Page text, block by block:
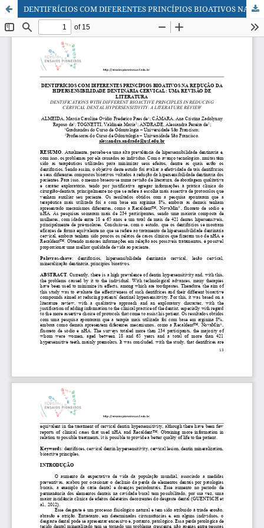
DENTIFRÍCIOS COM DIFERENTES PRINCÍPIOS BIOATIVOS NA REDUÇÃO DA HIPERSENSIBILIDADE DENTINÁRIA CERVICAL: UMA REVISÃO DE LITERATURA